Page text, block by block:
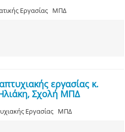
Εργασίας ΜΠΔ
εργασίας κ.
Σχολή ΜΠΔ
Εργασίας ΜΠΔ